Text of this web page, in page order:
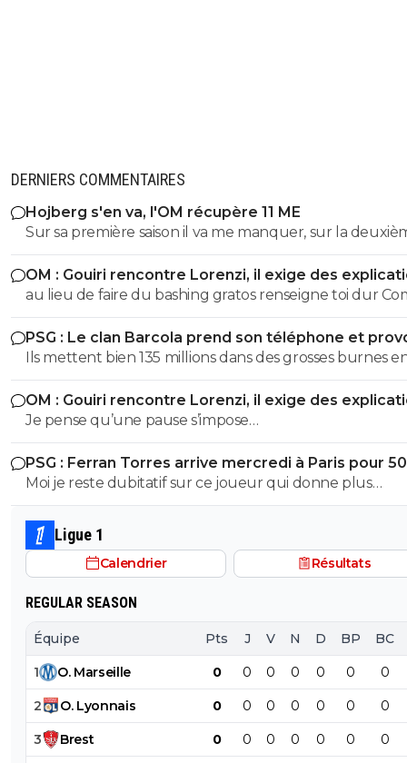
DERNIERS COMMENTAIRES
Hojberg s'en va, l'OM récupère 11 ME
Sur sa première saison il va me manquer, sur la
très peu !
OM : Gouiri rencontre Lorenzi, il exige des
au lieu de faire du bashing gratos renseigne toi dur
c'est le nouveau riche oralien ils vont nouer la cL etc
progresse chaque saison
PSG : Le clan Barcola prend son téléphone et
un séisme
Ils mettent bien 135 millions dans des grosses burnes
donc pourquoi le PSG devrait pas faire pareil ?
OM : Gouiri rencontre Lorenzi, il exige des
Je pense qu’une pause s’impose…
PSG : Ferran Torres arrive mercredi à Paris pour
Moi je reste dubitatif sur ce joueur qui donne plus
l’impression de chasser le contrat le plus juteux, qui n a
réussi à s imposer ni avec pep à City, ni au barca et je
trop quoi penser de sa personnalité pour le moment.
50M + bonus, et seulement si Enrique, qui le connaît
avec ouss, ça peut être une bonne affaire sinon c est la
merde. Après je trouve que c est un joueur qui se
plutôt bien, bonne technique, bonne passe mais
souvent eu de gros ratés de finition à s arracher les
moi je chialerais pas si on le fait pas. Mais bon, c’est pas ce
transfert qui empêchera de faire Godts.
Ligue 1
Calendrier Résultats
REGULAR SEASON
Équipe Pts J V N D BP BC
1 O. Marseille 0 0 0 0 0 0 0
2 O. Lyonnais 0 0 0 0 0 0 0
3 Brest 0 0 0 0 0 0 0